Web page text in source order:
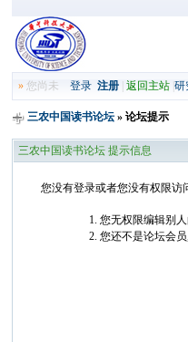
» 您尚未登录 注册 |返回主站 |研
三农中国读书论坛 » 论坛提示
三农中国读书论坛 提示信息
您没有登录或者您没有权限访
您无权限编辑别
您还不是论坛会